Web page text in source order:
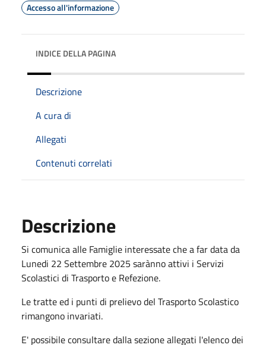
Accesso all'informazione
INDICE DELLA PAGINA
Descrizione
A cura di
Allegati
Contenuti correlati
Descrizione
Si comunica alle Famiglie interessate che a far data da
Lunedi 22 Settembre 2025 sarànno attivi i Servizi
Scolastici di Trasporto e Refezione.
Le tratte ed i punti di prelievo del Trasporto Scolastico
rimangono invariati.
E' possibile consultare dalla sezione allegati l'elenco dei